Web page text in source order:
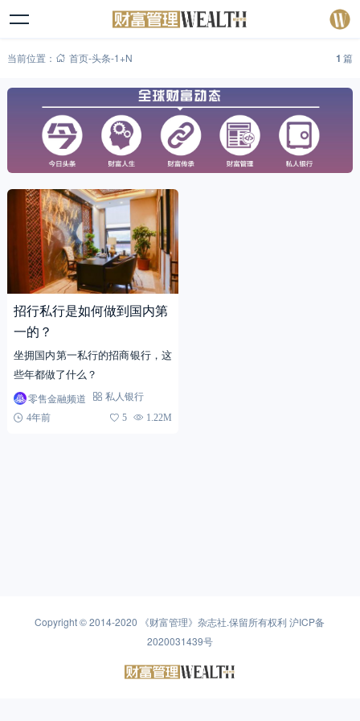
当前位置： 首页-头条-1+N 1 篇
招行私行是如何做到国内第
一的？
坐拥国内第一私行的招商银行，这
些年都做了什么？
零售金融频道
私人银行
4年前
5 1.22M
Copyright © 2014-2020 《财富管理》杂志社.保留所有权利沪ICP备
2020031439号